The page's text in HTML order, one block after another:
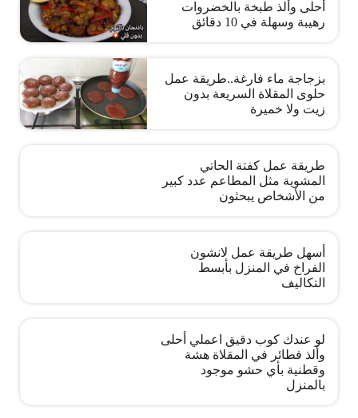
أحلى وألذ طبخة بالخضروات
رهيبة وسهلة في 10 دقائق
بزجاجة ماء فارغة..طريقة عمل
حلوى المقلاة السريعة بدون
زيت ولا خميرة
طريقة عمل كفتة الحاتي
المشوية مثل المطاعم عدد كبير
من الأشخاص يبحثون
أسهل طريقة عمل لانشون
الفراخ في المنزل بأبسط
التكاليف
لو عندك كوب دقيق اعملي أحلى
وألذ فطائر في المقلاة هشة
وقطنية بأي حشو موجود
بالمنزل